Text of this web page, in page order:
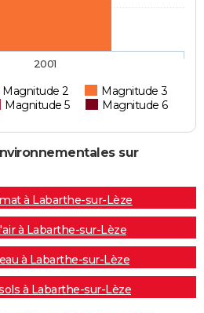
Magnitude 2
Magnitude 3
Magnitude 5 Magnitude 6
2001
sur
à Labarthe-sur-Lèze
à Labarthe-sur-Lèze
à Labarthe-sur-Lèze
à Labarthe-sur-Lèze